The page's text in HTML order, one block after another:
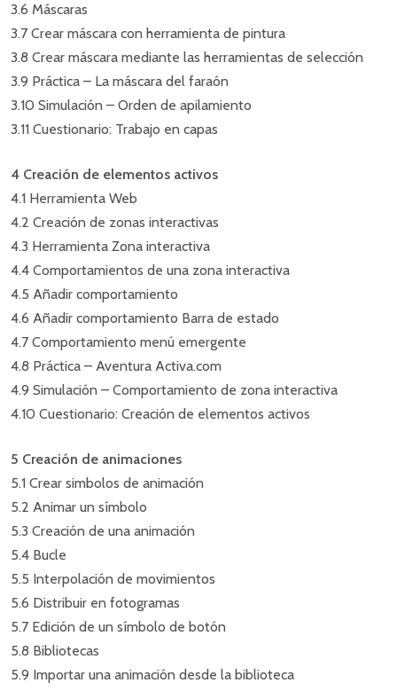
3.6 Máscaras
3.7 Crear máscara con herramienta de pintura
3.8 Crear máscara mediante las herramientas de selección
3.9 Práctica – La máscara del faraón
3.10 Simulación – Orden de apilamiento
3.11 Cuestionario: Trabajo en capas
4 Creación de elementos activos
4.1 Herramienta Web
4.2 Creación de zonas interactivas
4.3 Herramienta Zona interactiva
4.4 Comportamientos de una zona interactiva
4.5 Añadir comportamiento
4.6 Añadir comportamiento Barra de estado
4.7 Comportamiento menú emergente
4.8 Práctica – Aventura Activa.com
4.9 Simulación – Comportamiento de zona interactiva
4.10 Cuestionario: Creación de elementos activos
5 Creación de animaciones
5.1 Crear simbolos de animación
5.2 Animar un símbolo
5.3 Creación de una animación
5.4 Bucle
5.5 Interpolación de movimientos
5.6 Distribuir en fotogramas
5.7 Edición de un símbolo de botón
5.8 Bibliotecas
5.9 Importar una animación desde la biblioteca